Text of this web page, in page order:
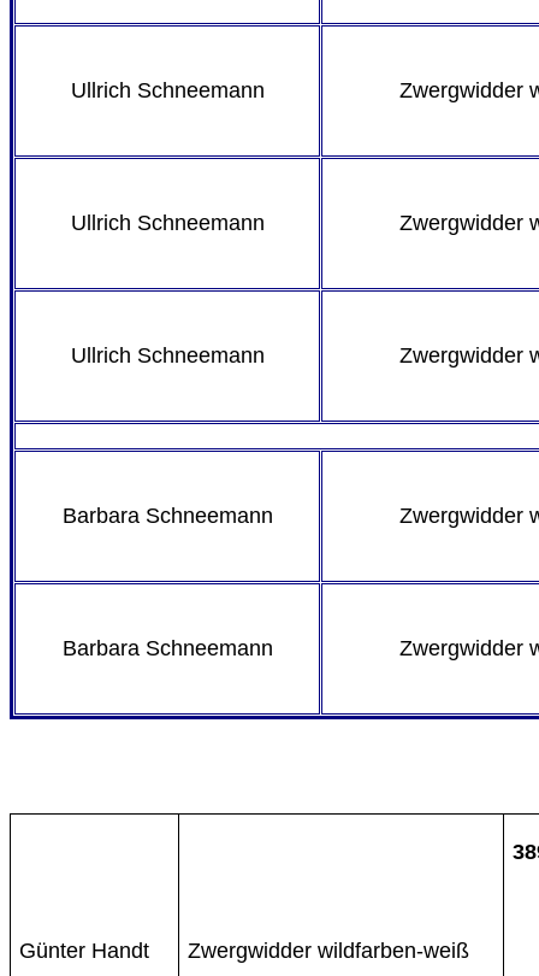
Ullrich Schneemann Zwergwidder
Ullrich Schneemann Zwergwidder
Ullrich Schneemann Zwergwidder
Barbara Schneemann Zwergwidder
Barbara Schneemann Zwergwidder
Günter Handt Zwergwidder wildfarben-weiß